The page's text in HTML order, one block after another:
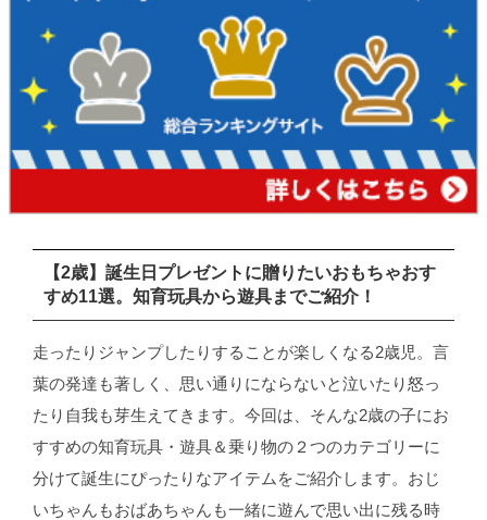
【2歳】誕生日プレゼントに贈りたいおもちゃおす
すめ11選。知育玩具から遊具までご紹介！
走ったりジャンプしたりすることが楽しくなる2歳児。言
葉の発達も著しく、思い通りにならないと泣いたり怒っ
たり自我も芽生えてきます。今回は、そんな2歳の子にお
すすめの知育玩具・遊具＆乗り物の２つのカテゴリーに
分けて誕生にぴったりなアイテムをご紹介します。おじ
いちゃんもおばあちゃんも一緒に遊んで思い出に残る時